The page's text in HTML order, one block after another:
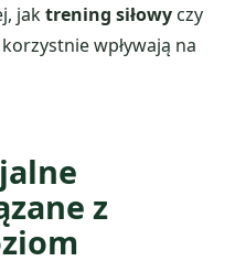
jaktrening siłowy czy
wpływają na
z